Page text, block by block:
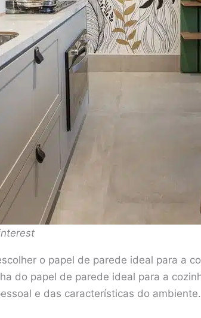
o papel de parede ideal para a
do papel de parede ideal para a
e das características do ambiente.